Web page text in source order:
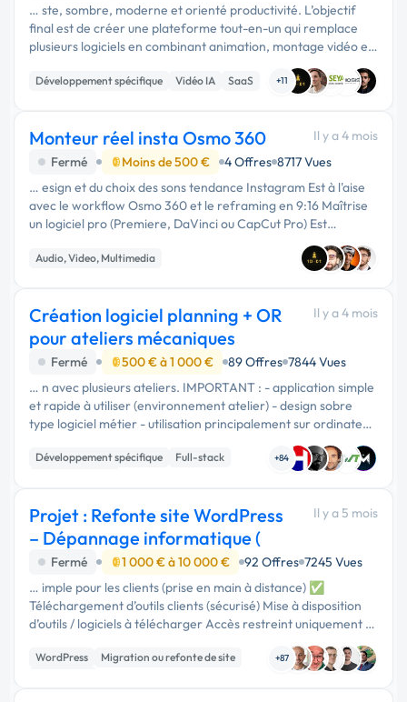
… ste, sombre, moderne et orienté productivité. L’objectif
final est de créer une plateforme tout-en-un qui remplace
plusieurs logiciels en combinant animation, montage vidéo et
sound design dans une seule application intelligente, rapide et
…Développement spécifique Vidéo IA SaaS +11
Monteur réel insta Osmo 360
Il y a 4 mois
Fermé
Moins de 500 € 4 Offres 8717 Vues
… esign et du choix des sons tendance Instagram Est à l'aise
avec le workflow Osmo 360 et le reframing en 9:16 Maîtrise
un logiciel pro (Premiere, DaVinci ou CapCut Pro) Est
réactif·ve sur les retours et capable d'assurer plusieurs …
Audio, Video, Multimedia
Création logiciel planning + OR
pour ateliers mécaniques
Il y a 4 mois
Fermé 500 € à 1 000 € 89 Offres 7844 Vues
… n avec plusieurs ateliers. IMPORTANT : - application simple
et rapide à utiliser (environnement atelier) - design sobre
type logiciel métier - utilisation principalement sur ordinateur
(pas besoin mobile avancé dans un premier temps)
LIVRABLES …
Développement spécifique
Full-stack
+84
Projet : Refonte site WordPress
– Dépannage informatique (
Il y a 5 mois
Fermé 1 000 € à 10 000 € 92 Offres 7245 Vues
… imple pour les clients (prise en main à distance) ✅
Téléchargement d’outils clients (sécurisé) Mise à disposition
d’outils / logiciels à télécharger Accès restreint uniquement :
espace client ou accès sécurisé (connexion / mot de passe)
Aucun …
WordPress
Migration ou refonte de site
+87